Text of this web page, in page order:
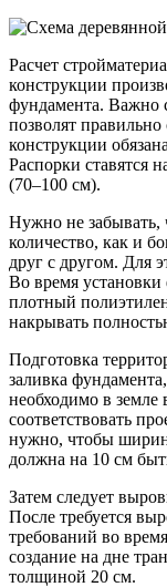
Расчет
конструкции
фундамента. Важно
позволят
конструкции
Распорки ставятся
(70–100 см).
Нужно не забывать,
количество, как и
друг с другом. Для
Во время
плотный
накрывать
Подготовка
заливка
необходимо в земле
соответствовать
нужно, чтобы
должна на 10 см
Затем следует
После требуется
требований во
создание на дне
толщиной 20 см.